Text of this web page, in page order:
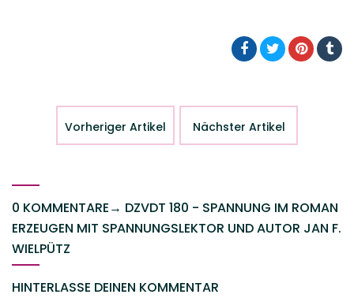
Vorheriger Artikel Nächster Artikel
0 KOMMENTARE→ DZVDT 180 - SPANNUNG IM ROMAN
ERZEUGEN MIT SPANNUNGSLEKTOR UND AUTOR JAN F.
WIELPÜTZ
HINTERLASSE DEINEN KOMMENTAR